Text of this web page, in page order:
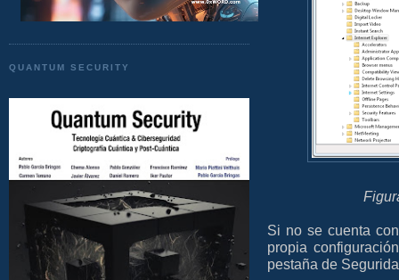
QUANTUM SECURITY
Si no se cuenta
propia
pestaña de